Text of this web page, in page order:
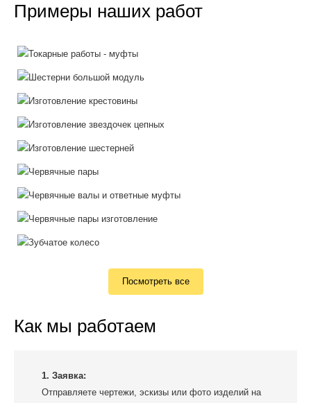
Примеры наших работ
Посмотреть все
Как мы работаем
1. Заявка:
Отправляете чертежи, эскизы или фото изделий на